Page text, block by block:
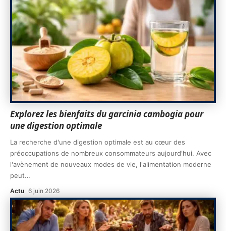
Explorez les bienfaits du garcinia cambogia pour
une digestion optimale
La recherche d'une digestion optimale est au cœur des
préoccupations de nombreux consommateurs aujourd'hui. Avec
l'avènement de nouveaux modes de vie, l'alimentation moderne
peut…
Actu 6 juin 2026